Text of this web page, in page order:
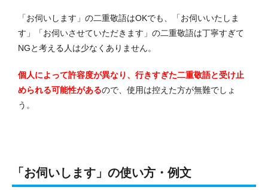
「お伺いします」の二重敬語はOKでも、「お伺いいたしま
す」「お伺いさせていただきます」の二重敬語は丁寧すぎて
NGと考える人は少なくありません。
個人によって許容度が異なり、行きすぎた二重敬語と受け止
められる可能性があるので、使用は控えた方が無難でしょ
う。
「お伺いします」の使い方・例文